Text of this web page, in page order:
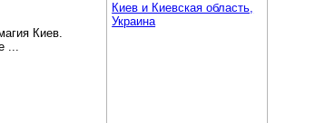
Киев.
...
Киев и Киевская область,
Украина